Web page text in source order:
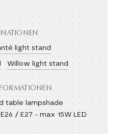
light stand
Willow light stand
table lampshade
/ E27 - max 15W LED